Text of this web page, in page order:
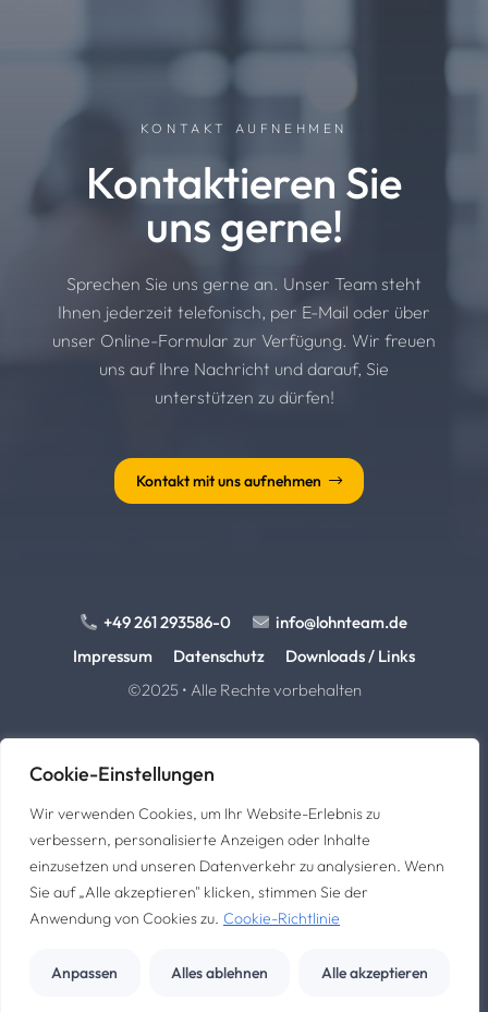
Cookie-Einstellungen
Wir verwenden Cookies, um Ihr Website-Erlebnis zu
verbessern, personalisierte Anzeigen oder Inhalte
einzusetzen und unseren Datenverkehr zu analysieren. Wenn
Sie auf „Alle akzeptieren" klicken, stimmen Sie der
Anwendung von Cookies zu. Cookie-Richtlinie
Anpassen Alles ablehnen Alle akzeptieren
KONTAKT AUFNEHMEN
Kontaktieren Sie
uns gerne!
Sprechen Sie uns gerne an. Unser Team steht
Ihnen jederzeit telefonisch, per E-Mail oder über
unser Online-Formular zur Verfügung. Wir freuen
uns auf Ihre Nachricht und darauf, Sie
unterstützen zu dürfen!
Kontakt mit uns aufnehmen
+49 261 293586-0
info@lohnteam.de
Impressum
Datenschutz
Downloads / Links
©2025 • Alle Rechte vorbehalten
Das LohnTEAM GmbH
Peter-Klöckner-Str. 5 • 56073 Koblenz
Webdesign von